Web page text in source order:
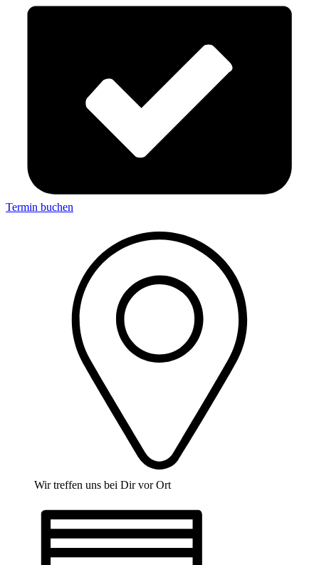
Termin buchen
Wir treffen uns bei Dir vor Ort